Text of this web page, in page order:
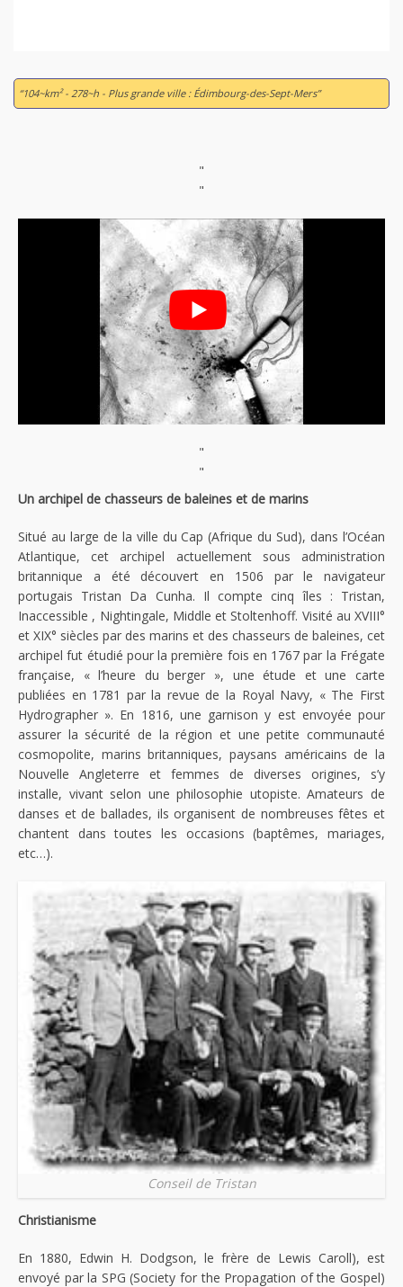
“104~km² - 278~h - Plus grande ville : Édimbourg-des-Sept-Mers”
"
"
"
"
Un archipel de chasseurs de baleines et de marins
Situé au large de la ville du Cap (Afrique du Sud), dans l’Océan
Atlantique, cet archipel actuellement sous administration
britannique a été découvert en 1506 par le navigateur
portugais Tristan Da Cunha. Il compte cinq îles : Tristan,
Inaccessible , Nightingale, Middle et Stoltenhoff. Visité au XVIII°
et XIX° siècles par des marins et des chasseurs de baleines, cet
archipel fut étudié pour la première fois en 1767 par la Frégate
française, « l’heure du berger », une étude et une carte
publiées en 1781 par la revue de la Royal Navy, « The First
Hydrographer ». En 1816, une garnison y est envoyée pour
assurer la sécurité de la région et une petite communauté
cosmopolite, marins britanniques, paysans américains de la
Nouvelle Angleterre et femmes de diverses origines, s’y
installe, vivant selon une philosophie utopiste. Amateurs de
danses et de ballades, ils organisent de nombreuses fêtes et
chantent dans toutes les occasions (baptêmes, mariages,
etc…).
Conseil de Tristan
Christianisme
En 1880, Edwin H. Dodgson, le frère de Lewis Caroll), est
envoyé par la SPG (Society for the Propagation of the Gospel)